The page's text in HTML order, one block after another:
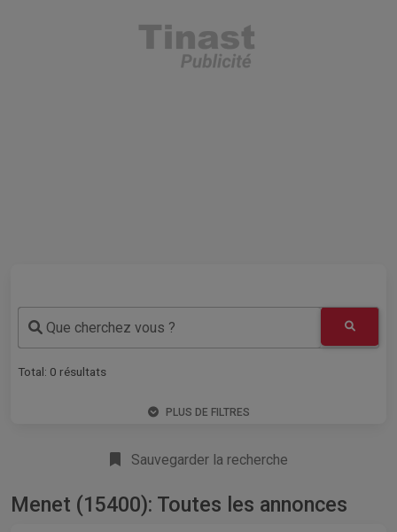
Que cherchez vous ?
Total: 0 résultats
PLUS DE FILTRES
Sauvegarder la recherche
Menet (15400): Toutes les annonces